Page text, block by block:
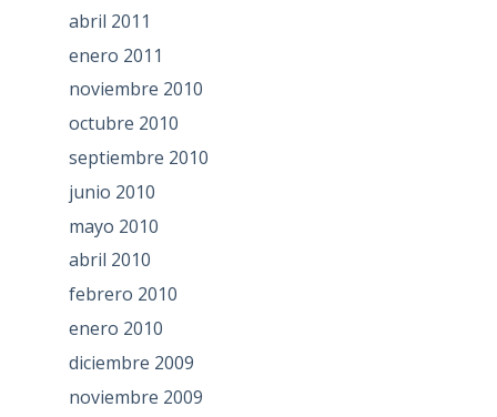
abril 2011
enero 2011
noviembre 2010
octubre 2010
septiembre 2010
junio 2010
mayo 2010
abril 2010
febrero 2010
enero 2010
diciembre 2009
noviembre 2009